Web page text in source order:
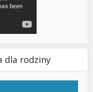
dla rodziny